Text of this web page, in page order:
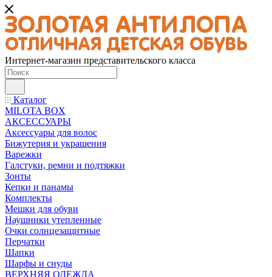
Интернет-магазин представительского класса
Каталог
MILOTA BOX
АКСЕССУАРЫ
Аксессуары для волос
Бижутерия и украшения
Варежки
Галстуки, ремни и подтяжки
Зонты
Кепки и панамы
Комплекты
Мешки для обуви
Наушники утепленные
Очки солнцезащитные
Перчатки
Шапки
Шарфы и снуды
ВЕРХНЯЯ ОДЕЖДА